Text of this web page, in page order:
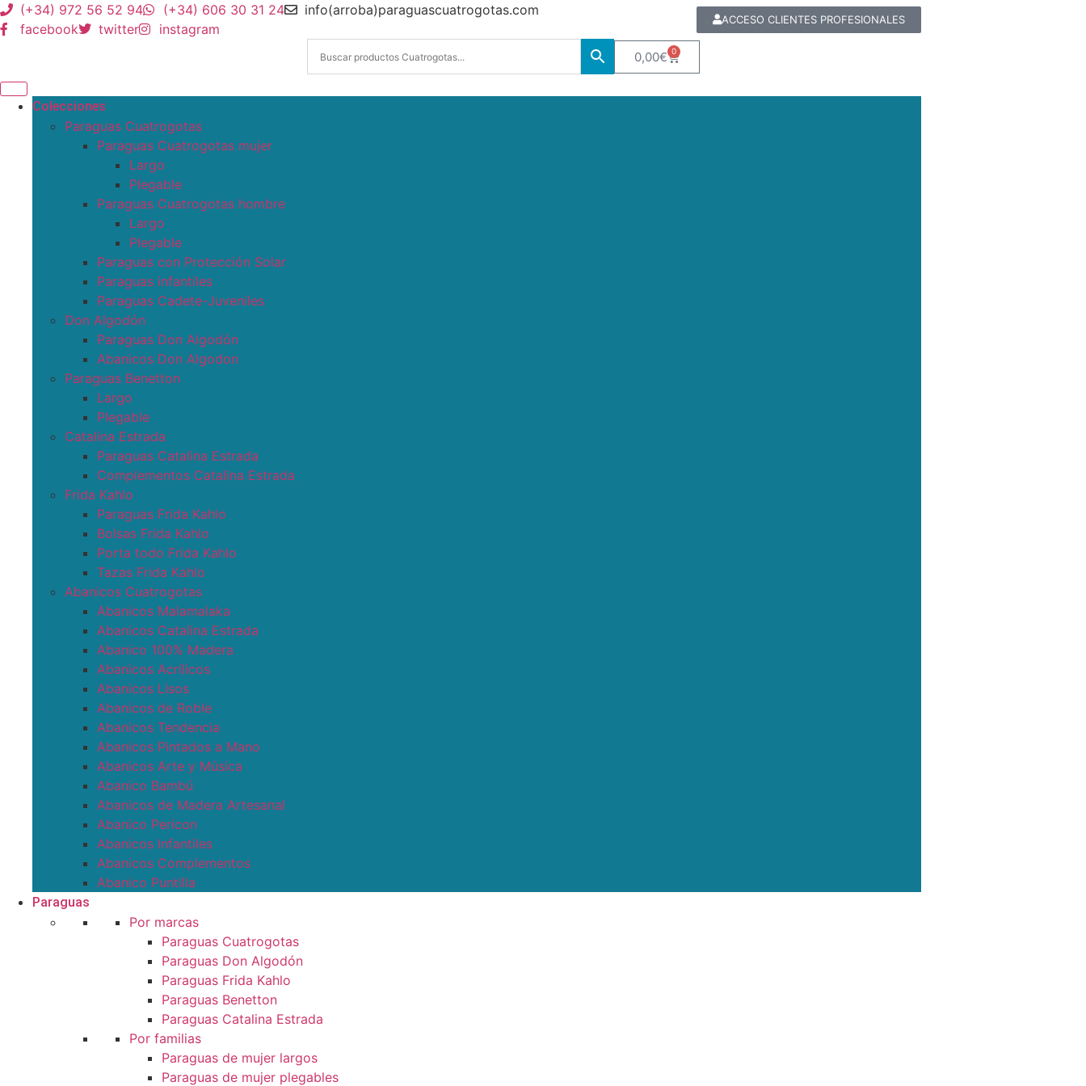
(+34) 972 56 52 94 (+34) 606 30 31 24
info(arroba)paraguascuatrogotas.com
facebook
twitter instagram
ACCESO CLIENTES PROFESIONALES
0,00€ 0
Colecciones
Paraguas Cuatrogotas
Paraguas Cuatrogotas mujer
Largo
Plegable
Paraguas Cuatrogotas hombre
Largo
Plegable
Paraguas con Protección Solar
Paraguas infantiles
Paraguas Cadete-Juveniles
Don Algodón
Paraguas Don Algodón
Abanicos Don Algodon
Paraguas Benetton
Largo
Plegable
Catalina Estrada
Paraguas Catalina Estrada
Complementos Catalina Estrada
Frida Kahlo
Paraguas Frida Kahlo
Bolsas Frida Kahlo
Porta todo Frida Kahlo
Tazas Frida Kahlo
Abanicos Cuatrogotas
Abanicos Malamalaka
Abanicos Catalina Estrada
Abanico 100% Madera
Abanicos Acrílicos
Abanicos Lisos
Abanicos de Roble
Abanicos Tendencia
Abanicos Pintados a Mano
Abanicos Arte y Música
Abanico Bambú
Abanicos de Madera Artesanal
Abanico Pericon
Abanicos Infantiles
Abanicos Complementos
Abanico Puntilla
Paraguas
Por marcas
Paraguas Cuatrogotas
Paraguas Don Algodón
Paraguas Frida Kahlo
Paraguas Benetton
Paraguas Catalina Estrada
Por familias
Paraguas de mujer largos
Paraguas de mujer plegables